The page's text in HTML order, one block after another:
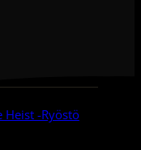
Heist -Ryöstö